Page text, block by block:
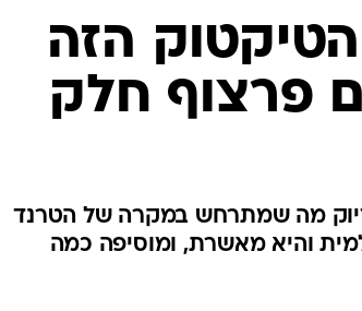
הזה
פרצוף חלק
מה שמתרחש במקרה של הטרנד
והיא מאשרת, ומוסיפה כמה